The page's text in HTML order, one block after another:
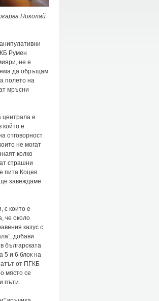
Николай
Румен
не е
да обръщам
полето на
мръсни
централа е
който е
отговорност
не могат
колко
страшни
пита Коцев
завеждаме
с които е
че около
казус с
добави
българската
5 и 6 блок на
от ПГКБ
място се
пъти.